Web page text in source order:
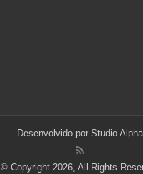
Desenvolvido por Studio Alpha
© Copyright 2026, All Rights